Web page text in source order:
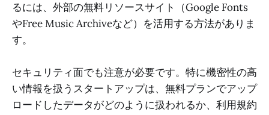
るには、外部の無料リソースサイト（Google Fonts
やFree Music Archiveなど）を活用する方法がありま
す。
セキュリティ面でも注意が必要です。特に機密性の高
い情報を扱うスタートアップは、無料プランでアップ
ロードしたデータがどのように扱われるか、利用規約